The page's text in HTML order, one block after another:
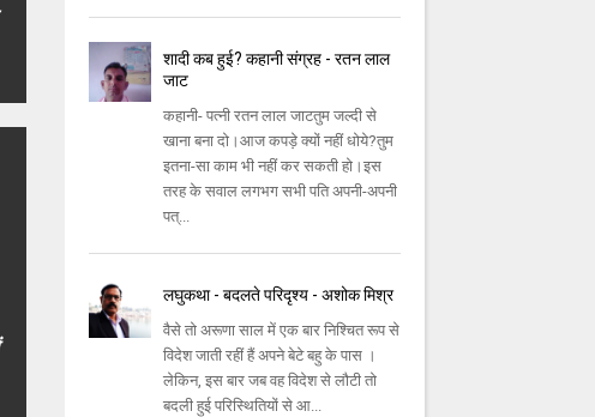
शादी कब हुई? कहानी संग्रह - रतन लाल
जाट
कहानी- पत्नी रतन लाल जाटतुम जल्दी से
खाना बना दो।आज कपड़े क्यों नहीं धोये?तुम
इतना-सा काम भी नहीं कर सकती हो।इस
तरह के सवाल लगभग सभी पति अपनी-अपनी
पत्...
लघुकथा - बदलते परिदृश्य - अशोक मिश्र
वैसे तो अरूणा साल में एक बार निश्चित रूप से
विदेश जाती रहीं हैं अपने बेटे बहु के पास ।
लेकिन, इस बार जब वह विदेश से लौटी तो
बदली हुई परिस्थितियों से आ...